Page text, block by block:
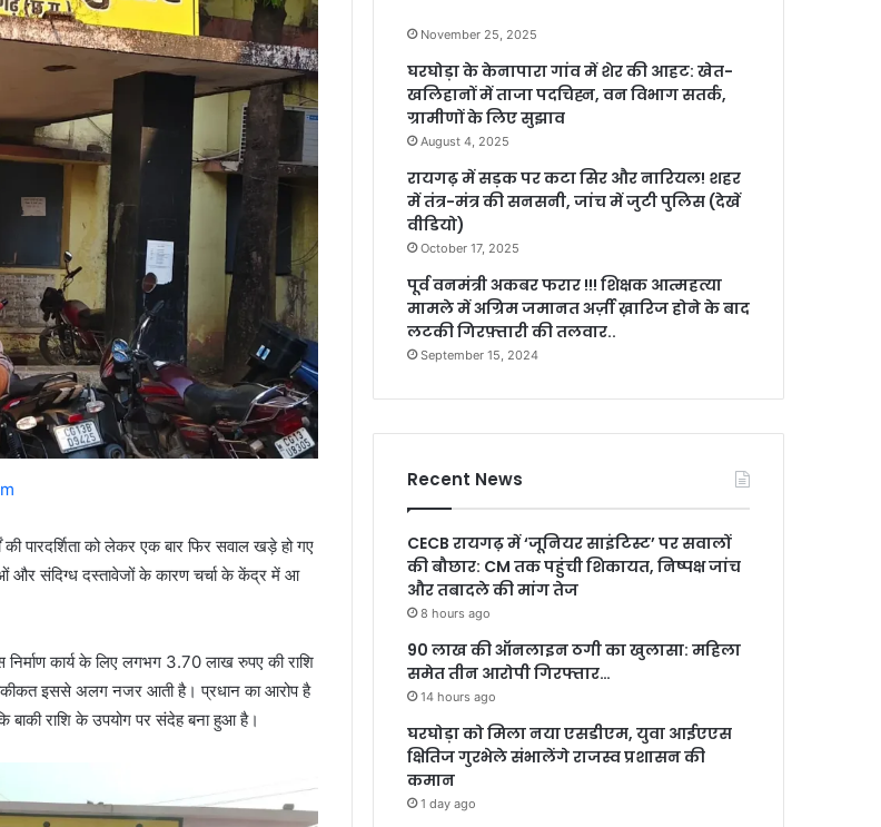
पारदर्शिता को लेकर एक बार फिर सवाल खड़े हो गए
और संदिग्ध दस्तावेजों के कारण चर्चा के केंद्र में आ
निर्माण कार्य के लिए लगभग 3.70 लाख रुपए की राशि
हकीकत इससे अलग नजर आती है। प्रधान का आरोप है
राशि के उपयोग पर संदेह बना हुआ है।
November 25, 2025
घरघोड़ा के केनापारा गांव में शेर की आहट: खेत-
खलिहानों में ताजा पदचिह्न, वन विभाग सतर्क,
ग्रामीणों के लिए सुझाव
August 4, 2025
रायगढ़ में सड़क पर कटा सिर और नारियल! शहर
में तंत्र-मंत्र की सनसनी, जांच में जुटी पुलिस (देखें
वीडियो)
October 17, 2025
पूर्व वनमंत्री अकबर फरार !!! शिक्षक आत्महत्या
मामले में अग्रिम जमानत अर्ज़ी ख़ारिज होने के बाद
लटकी गिरफ़्तारी की तलवार..
September 15, 2024
Recent News
CECB रायगढ़ में ‘जूनियर साइंटिस्ट’ पर सवालों
की बौछार: CM तक पहुंची शिकायत, निष्पक्ष जांच
और तबादले की मांग तेज
8 hours ago
90 लाख की ऑनलाइन ठगी का खुलासा: महिला
समेत तीन आरोपी गिरफ्तार…
14 hours ago
घरघोड़ा को मिला नया एसडीएम, युवा आईएएस
क्षितिज गुरभेले संभालेंगे राजस्व प्रशासन की
कमान
1 day ago